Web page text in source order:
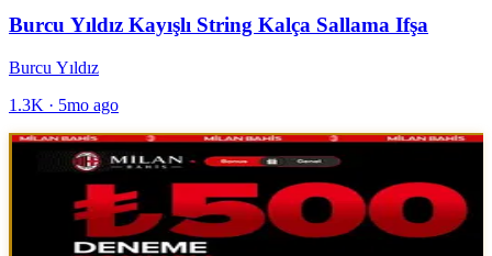
Burcu Yıldız Kayışlı String Kalça Sallama Ifşa
Burcu Yıldız
1.3K · 5mo ago